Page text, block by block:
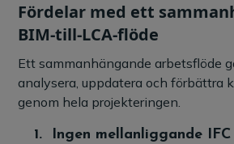
Fördelar med ett
BIM-till-LCA-flöde
Ett sammanhängande arbetsflöde
analysera, uppdatera och förbättra
genom hela projekteringen.
1.
Ingen mellanliggande